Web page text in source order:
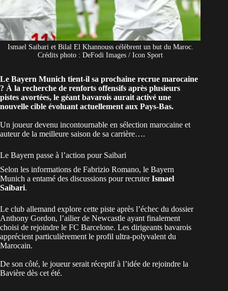
Ismael Saibari et Bilal El Khannouss célèbrent un but du Maroc.
Crédits photo : DeFodi Images / Icon Sport
Le Bayern Munich tient-il sa prochaine recrue marocaine
? À la recherche de renforts offensifs après plusieurs
pistes avortées, le géant bavarois aurait activé une
nouvelle cible évoluant actuellement aux Pays-Bas.
Un joueur devenu incontournable en sélection marocaine et
auteur de la meilleure saison de sa carrière….
Le Bayern passe à l’action pour Saibari
Selon les informations de Fabrizio Romano, le Bayern
Munich a entamé des discussions pour recruterIsmael
Saibari.
Le club allemand explore cette piste après l’échec du dossier
Anthony Gordon, l’ailier de Newcastle ayant finalement
choisi de rejoindre le FC Barcelone. Les dirigeants bavarois
apprécient particulièrement le profil ultra-polyvalent du
Marocain.
De son côté, le joueur serait réceptif à l’idée de rejoindre la
Bavière dès cet été.